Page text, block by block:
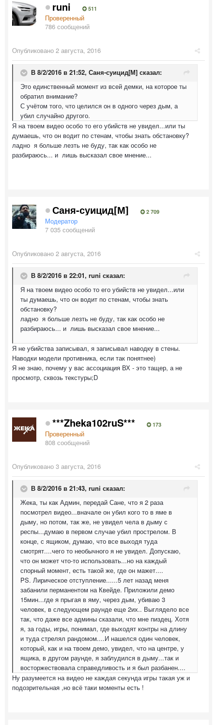
runi 511
Проверенный
786 сообщений
Опубликовано 2 августа, 2016
В 8/2/2016 в 21:52, Саня-суицид[М] сказал:
Это единственный момент из всей демки, на которое ты
обратил внимание?
С учётом того, что целился он в одного через дым, а
убил случайно другого.
Я на твоем видео особо то его убийств не увидел...или ты
думаешь, что он водит по стенам, чтобы знать обстановку?
ладно я больше лезть не буду, так как особо не
разбираюсь... и лишь высказал свое мнение...
Саня-суицид[М] 2 709
Модератор
7 035 сообщений
Опубликовано 2 августа, 2016
В 8/2/2016 в 22:01, runi сказал:
Я на твоем видео особо то его убийств не увидел...или
ты думаешь, что он водит по стенам, чтобы знать
обстановку?
ладно я больше лезть не буду, так как особо не
разбираюсь... и лишь высказал свое мнение...
Я не убийства записывал, я записывал наводку в стены.
Наводки модели противника, если так понятнее)
Я не знаю, почему у вас ассоциация ВХ - это тащер, а не
просмотр, сквозь текстуры;D
***Zheka102ruS*** 173
Проверенный
808 сообщений
Опубликовано 3 августа, 2016
В 8/2/2016 в 21:43, runi сказал:
Жека, ты как Админ, передай Сане, что я 2 раза
посмотрел видео...вначале он убил кого то в яме в
дыму, но потом, так же, не увидел чела в дыму с
респы...думаю в первом случае убил прострелом. В
конце, с ящиком, думаю, что все выходя туда
смотрят....чего то необычного я не увидел. Допускаю,
что он может что-то использовать...но на каждый
спорный момент, есть такой же, где он мажет....
PS. Лирическое отступление......5 лет назад меня
забанили перманентом на Квейде. Приложили демо
15мин...где я прыгая в яму, через дым, убиваю 3
человек, в следующем раунде еще 2их.. Выглядело все
так, что даже все админы сказали, что мне пиздец. Хотя
я, за годы, игры, понимал, где выходят контры на длину
и туда стрелял рандомом....И нашелся один человек,
который, как и на твоем демо, увидел, что на центре, у
ящика, в другом раунде, я заблудился в дыму...так и
восторжествовала справедливость и я был разбанен....
Ну разумеется на видео не каждая секунда игры такая уж и
подозрительная ,но всё таки моменты есть !